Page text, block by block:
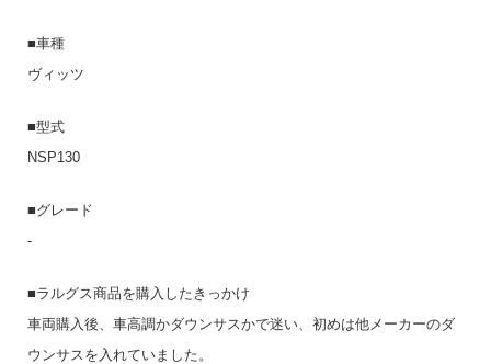
■車種
ヴィッツ
■型式
NSP130
■グレード
-
■ラルグス商品を購入したきっかけ
車両購入後、車高調かダウンサスかで迷い、初めは他メーカーのダ
ウンサスを入れていました。